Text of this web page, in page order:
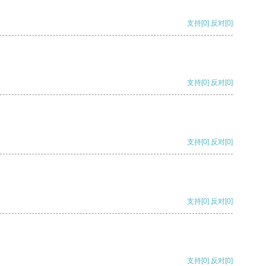
支持[0] 反对[0]
支持[0] 反对[0]
支持[0] 反对[0]
支持[0] 反对[0]
支持[0] 反对[0]